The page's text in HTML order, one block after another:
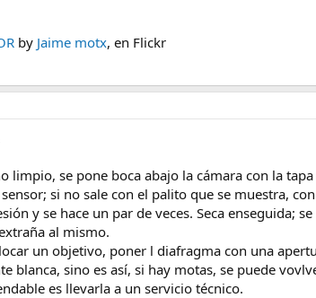
by Jaime motx, en Flickr
limpio, se pone boca abajo la cámara con la
si no sale con el palito que se muestra,
y se hace un par de veces. Seca enseguida;
al mismo.
un objetivo, poner l diafragma con una
blanca, sino es así, si hay motas, se puede
es llevarla a un servicio técnico.